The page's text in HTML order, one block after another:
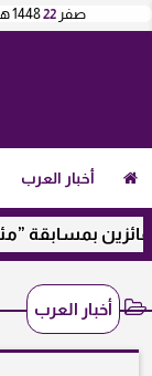
صفر 221448 هـ
أخبار العرب
بمسابقة ”مئذنة
أخبار العرب